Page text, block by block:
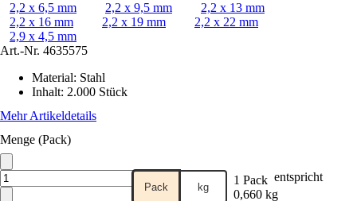
2,2 x 6,5 mm
2,2 x 9,5 mm
2,2 x 13 mm
2,2 x 16 mm
2,2 x 19 mm
2,2 x 22 mm
2,9 x 4,5 mm
Art.-Nr. 4635575
Material: Stahl
Inhalt: 2.000 Stück
Mehr Artikeldetails
Menge (Pack)
Pack kg 1 Pack entspricht
0,660 kg